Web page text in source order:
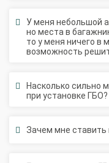
но места в
то у меня ничего в
возможность
при установке